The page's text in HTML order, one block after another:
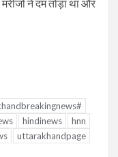
ने दम तोड़ा था और
hindinews
hnn
uttarakhandpage